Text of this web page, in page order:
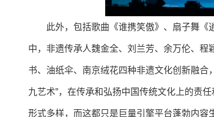
此外，包括歌曲《谁携笑傲》、扇子舞
中，非遗传承人魏金全、刘兰芳、余万伦、
书、油纸伞、南京绒花四种非遗文化创新融
九艺术”，在传承和弘扬中国传统文化上的责
形式多样，而这都只是巨量引擎平台蓬勃内容